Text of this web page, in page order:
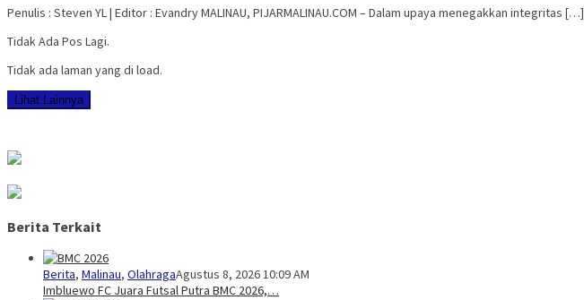
Penulis : Steven YL | Editor : Evandry MALINAU, PIJARMALINAU.COM – Dalam upaya menegakkan integritas […]
Tidak Ada Pos Lagi.
Tidak ada laman yang di load.
Lihat Lainnya
Berita Terkait
Berita, Malinau, OlahragaAgustus 8, 2026 10:09 AM
Imbluewo FC Juara Futsal Putra BMC 2026,…